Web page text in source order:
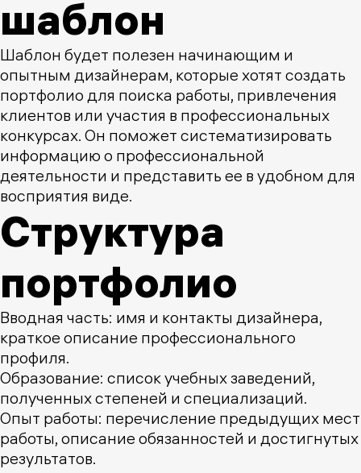
шаблон
Шаблон будет полезен начинающим и
опытным дизайнерам, которые хотят создать
портфолио для поиска работы, привлечения
клиентов или участия в профессиональных
конкурсах. Он поможет систематизировать
информацию о профессиональной
деятельности и представить ее в удобном для
восприятия виде.
Структура
портфолио
Вводная часть: имя и контакты дизайнера,
краткое описание профессионального
профиля.
Образование: список учебных заведений,
полученных степеней и специализаций.
Опыт работы: перечисление предыдущих мест
работы, описание обязанностей и достигнутых
результатов.